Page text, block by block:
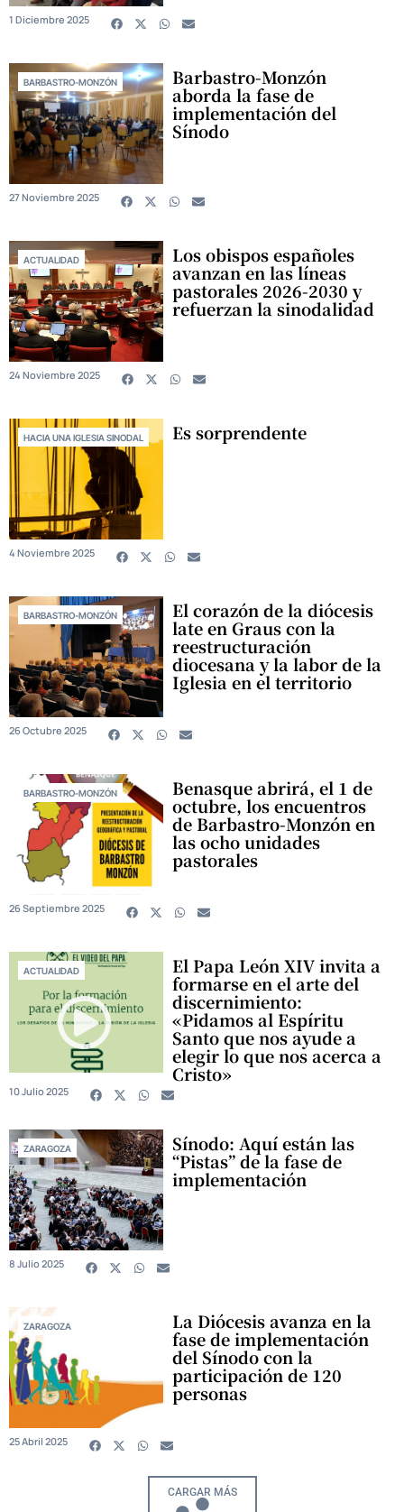
1 Diciembre 2025
BARBASTRO-MONZÓN Barbastro-Monzón
aborda la fase de
implementación del
Sínodo
27 Noviembre 2025
ACTUALIDAD Los obispos españoles
avanzan en las líneas
pastorales 2026-2030 y
refuerzan la sinodalidad
24 Noviembre 2025
HACIA UNA IGLESIA SINODAL Es sorprendente
4 Noviembre 2025
BARBASTRO-MONZÓN El corazón de la diócesis
late en Graus con la
reestructuración
diocesana y la labor de la
Iglesia en el territorio
26 Octubre 2025
BARBASTRO-MONZÓN Benasque abrirá, el 1 de
octubre, los encuentros
de Barbastro-Monzón en
las ocho unidades
pastorales
26 Septiembre 2025
ACTUALIDAD El Papa León XIV invita a
formarse en el arte del
discernimiento:
«Pidamos al Espíritu
Santo que nos ayude a
elegir lo que nos acerca a
Cristo»
10 Julio 2025
ZARAGOZA Sínodo: Aquí están las
“Pistas” de la fase de
implementación
8 Julio 2025
ZARAGOZA La Diócesis avanza en la
fase de implementación
del Sínodo con la
participación de 120
personas
25 Abril 2025
CARGAR MÁS